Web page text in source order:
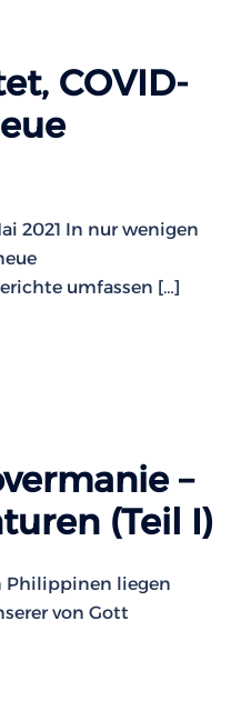
COVID-
2021 In nur wenigen
umfassen […]
–
(Teil I)
Philippinen liegen
von Gott